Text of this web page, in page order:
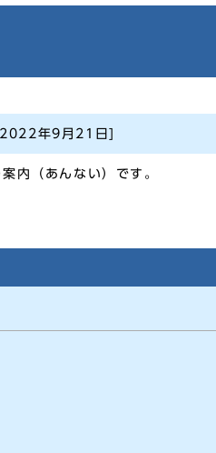
[2022年9月21日]
内（あんない）です。